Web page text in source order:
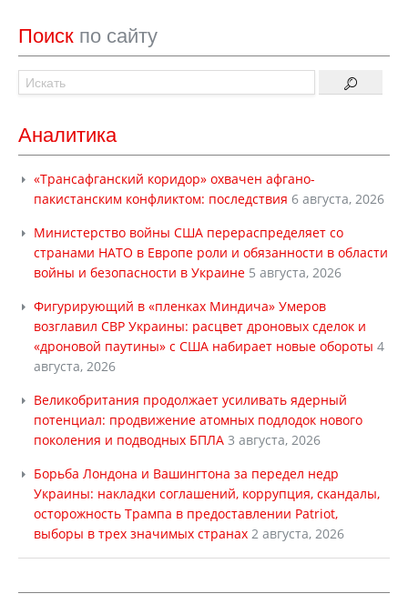
Поиск по сайту
Аналитика
«Трансафганский коридор» охвачен афгано-
пакистанским конфликтом: последствия 6 августа, 2026
Министерство войны США перераспределяет со
странами НАТО в Европе роли и обязанности в области
войны и безопасности в Украине 5 августа, 2026
Фигурирующий в «пленках Миндича» Умеров
возглавил СВР Украины: расцвет дроновых сделок и
«дроновой паутины» с США набирает новые обороты 4
августа, 2026
Великобритания продолжает усиливать ядерный
потенциал: продвижение атомных подлодок нового
поколения и подводных БПЛА 3 августа, 2026
Борьба Лондона и Вашингтона за передел недр
Украины: накладки соглашений, коррупция, скандалы,
осторожность Трампа в предоставлении Patriot,
выборы в трех значимых странах 2 августа, 2026